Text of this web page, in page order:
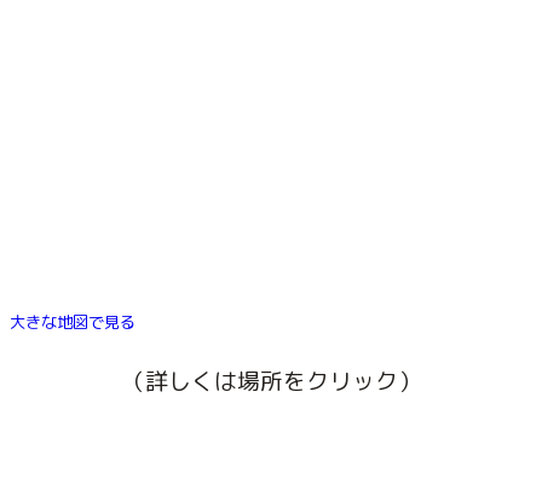
大きな地図で見る
（詳しくは場所をクリック）